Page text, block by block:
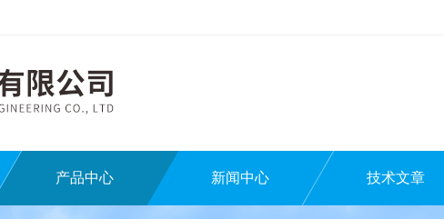
产品中心 新闻中心 技术文章